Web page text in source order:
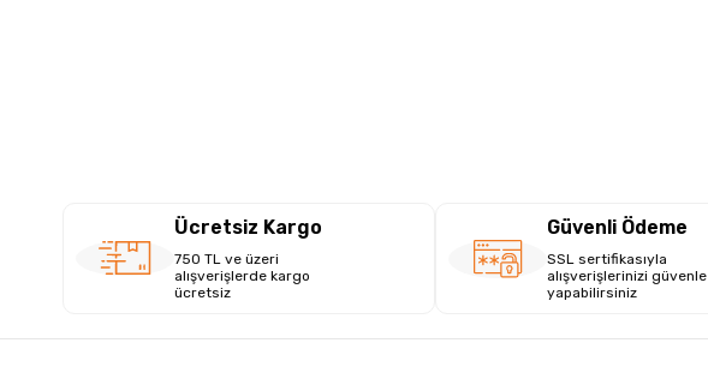
Ücretsiz Kargo
750 TL ve üzeri
alışverişlerde kargo
ücretsiz
Güvenli Ödeme
SSL sertifikasıyla
alışverişlerinizi güvenle
yapabilirsiniz